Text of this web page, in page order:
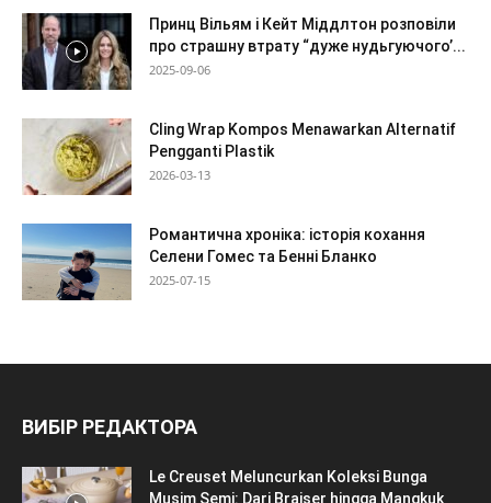
Принц Вільям і Кейт Міддлтон розповіли
про страшну втрату “дуже нудьгуючого’...
2025-09-06
Cling Wrap Kompos Menawarkan Alternatif
Pengganti Plastik
2026-03-13
Романтична хроніка: історія кохання
Селени Гомес та Бенні Бланко
2025-07-15
ВИБІР РЕДАКТОРА
Le Creuset Meluncurkan Koleksi Bunga
Musim Semi: Dari Braiser hingga Mangkuk